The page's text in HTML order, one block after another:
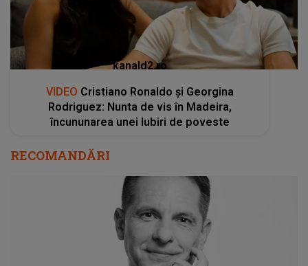
kanald2.ro
VIDEO Cristiano Ronaldo și Georgina
Rodriguez: Nunta de vis în Madeira,
încununarea unei Iubiri de poveste
RECOMANDĂRI